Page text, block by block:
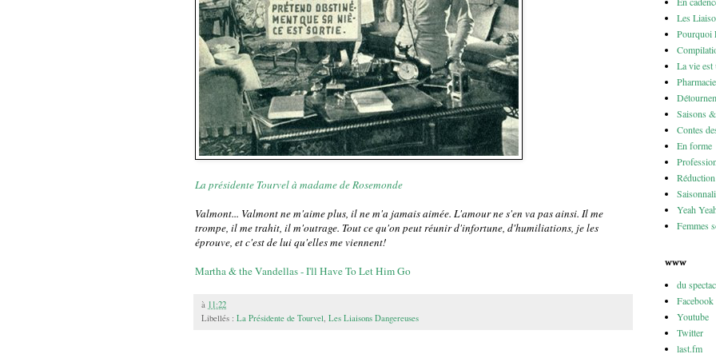
La présidente Tourvel à madame de Rosemonde
Valmont... Valmont ne m'aime plus, il ne m'a jamais aimée. L'amour ne s'en va pas ainsi. Il me
trompe, il me trahit, il m'outrage. Tout ce qu'on peut réunir d'infortune, d'humiliations, je les
éprouve, et c'est de lui qu'elles me viennent!
Martha & the Vandellas - I'll Have To Let Him Go
à 11:22
Libellés : La Présidente de Tourvel, Les Liaisons Dangereuses
Les
Pourquoi
La vie est
Saisons
Contes
En forme
Yeah
Femmes
www
du
Facebook
Youtube
Twitter
last.fm